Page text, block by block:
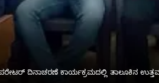
ದಿನಾಚರಣೆ ಕಾರ್ಯಕ್ರಮದಲ್ಲಿ ತಾಲೂಕಿನ